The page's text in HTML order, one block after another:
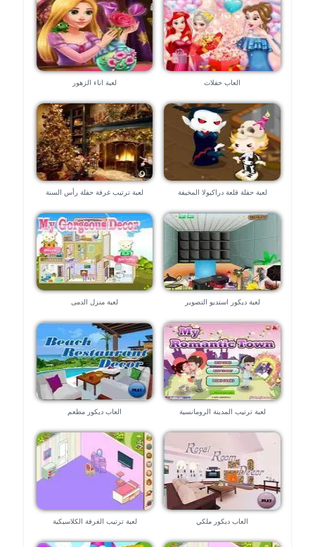
العاب حفلات لعبة اناء الزهور
لعبة حفلة قلعة دراكيولا المخيفة لعبة ترتيب غرفة حفلة رأس السنة
لعبة ديكور استديو التصوير لعبة منزل الدمى
لعبة ترتيب المدينة الرومانسية العاب ديكور مطعم
العاب ديكور ملكي لعبة ترتيب الغرفة الكلاسيكية